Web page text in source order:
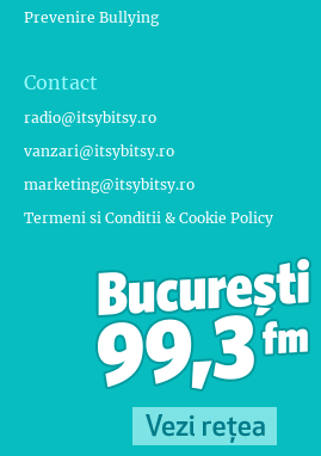
Prevenire Bullying
Contact
radio@itsybitsy.ro
vanzari@itsybitsy.ro
marketing@itsybitsy.ro
Termeni si Conditii & Cookie Policy